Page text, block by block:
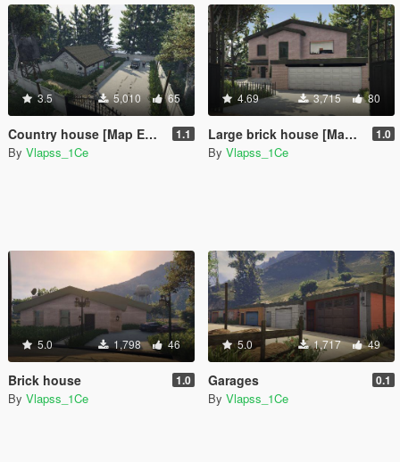
3.5 5,010 65
Country house [Map Editor | YMAP | Map Builder] 1.1
By Vlapss_1Ce
4.69 3,715 80
Large brick house [MapEditor] 1.0
By Vlapss_1Ce
5.0 1,798 46
Brick house 1.0
By Vlapss_1Ce
5.0 1,717 49
Garages 0.1
By Vlapss_1Ce